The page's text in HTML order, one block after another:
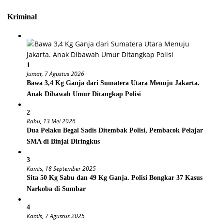
Kriminal
1
Jumat, 7 Agustus 2026
Bawa 3,4 Kg Ganja dari Sumatera Utara Menuju Jakarta.
Anak Dibawah Umur Ditangkap Polisi
2
Rabu, 13 Mei 2026
Dua Pelaku Begal Sadis Ditembak Polisi, Pembacok Pelajar
SMA di Binjai Diringkus
3
Kamis, 18 September 2025
Sita 50 Kg Sabu dan 49 Kg Ganja. Polisi Bongkar 37 Kasus
Narkoba di Sumbar
4
Kamis, 7 Agustus 2025